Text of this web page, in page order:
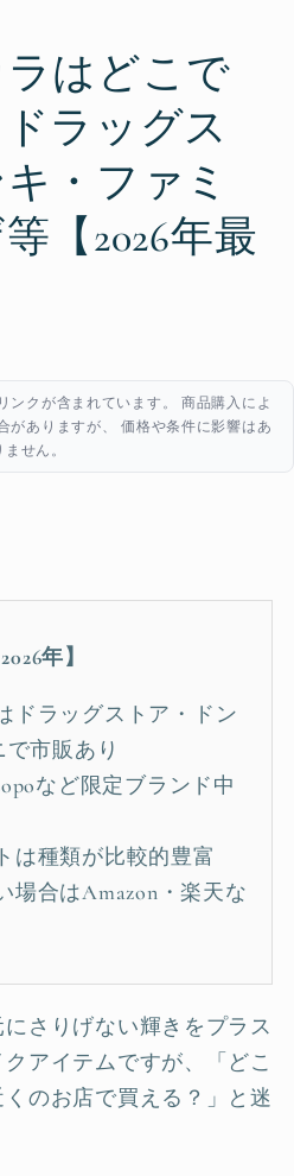
はどこで
ラッグス
・ファミ
【2026年最
クが含まれています。 商品購入によ
がありますが、 価格や条件に影響はあ
ません。
年】
ドラッグストア・ドン
市販あり
など限定ブランド中
は種類が比較的豊富
場合はAmazon・楽天な
さりげない輝きをプラス
アイテムですが、「どこ
のお店で買える？」と迷